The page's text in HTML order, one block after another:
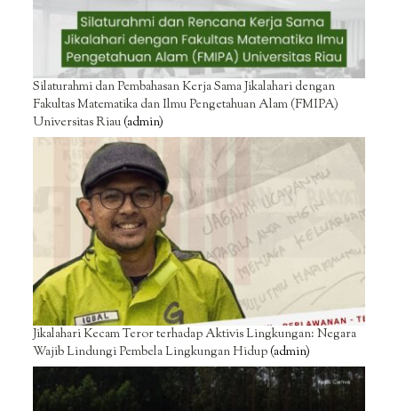
Silaturahmi dan Pembahasan Kerja Sama Jikalahari dengan
Fakultas Matematika dan Ilmu Pengetahuan Alam (FMIPA)
Universitas Riau(admin)
Jikalahari Kecam Teror terhadap Aktivis Lingkungan: Negara
Wajib Lindungi Pembela Lingkungan Hidup(admin)